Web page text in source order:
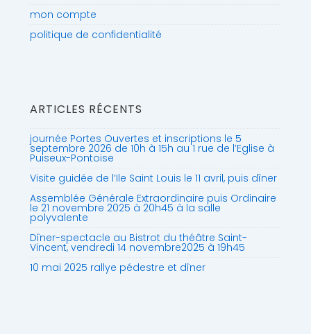
mon compte
politique de confidentialité
ARTICLES RÉCENTS
journée Portes Ouvertes et inscriptions le 5
septembre 2026 de 10h à 15h au 1 rue de l’Eglise à
Puiseux-Pontoise
Visite guidée de l’Ile Saint Louis le 11 avril, puis dîner
Assemblée Générale Extraordinaire puis Ordinaire
le 21 novembre 2025 à 20h45 à la salle
polyvalente
Dîner-spectacle au Bistrot du théâtre Saint-
Vincent, vendredi 14 novembre2025 à 19h45
10 mai 2025 rallye pédestre et dîner